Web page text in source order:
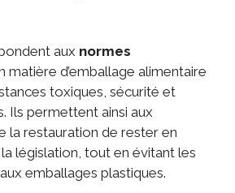
aux normes
matière d’emballage alimentaire
toxiques, sécurité et
Ils permettent ainsi aux
la restauration de rester en
législation, tout en évitant les
emballages plastiques.